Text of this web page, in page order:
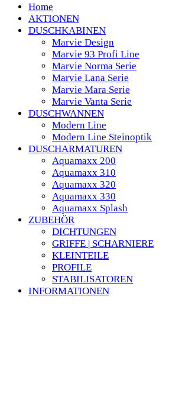
Home
AKTIONEN
DUSCHKABINEN
Marvie Design
Marvie 93 Profi Line
Marvie Norma Serie
Marvie Lana Serie
Marvie Mara Serie
Marvie Vanta Serie
DUSCHWANNEN
Modern Line
Modern Line Steinoptik
DUSCHARMATUREN
Aquamaxx 200
Aquamaxx 310
Aquamaxx 320
Aquamaxx 330
Aquamaxx Splash
ZUBEHÖR
DICHTUNGEN
GRIFFE | SCHARNIERE
KLEINTEILE
PROFILE
STABILISATOREN
INFORMATIONEN